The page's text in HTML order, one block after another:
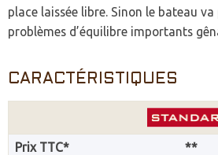
place laissée libre. Sinon le bateau va
problèmes d’équilibre importants
CARACTÉRISTIQUES
Prix TTC*
**